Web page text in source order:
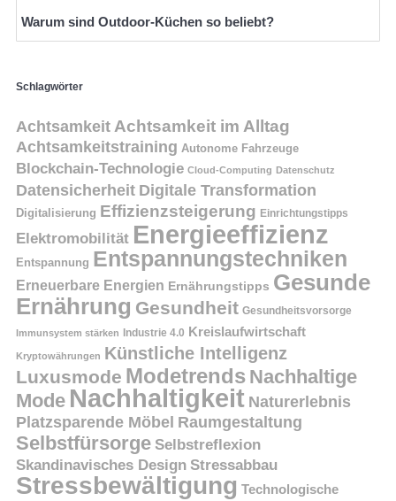
Warum sind Outdoor-Küchen so beliebt?
Schlagwörter
AchtsamkeitAchtsamkeit im Alltag
Achtsamkeitstraining Autonome Fahrzeuge
Blockchain-Technologie Cloud-Computing Datenschutz
Datensicherheit Digitale Transformation
Digitalisierung Effizienzsteigerung Einrichtungstipps
Elektromobilität Energieeffizienz
Entspannung Entspannungstechniken
Erneuerbare Energien Ernährungstipps Gesunde
Ernährung Gesundheit Gesundheitsvorsorge
Immunsystem stärken Industrie 4.0 Kreislaufwirtschaft
Kryptowährungen Künstliche Intelligenz
Luxusmode Modetrends Nachhaltige
Mode Nachhaltigkeit Naturerlebnis
Platzsparende Möbel Raumgestaltung
Selbstfürsorge Selbstreflexion
Skandinavisches Design Stressabbau
Stressbewältigung Technologische